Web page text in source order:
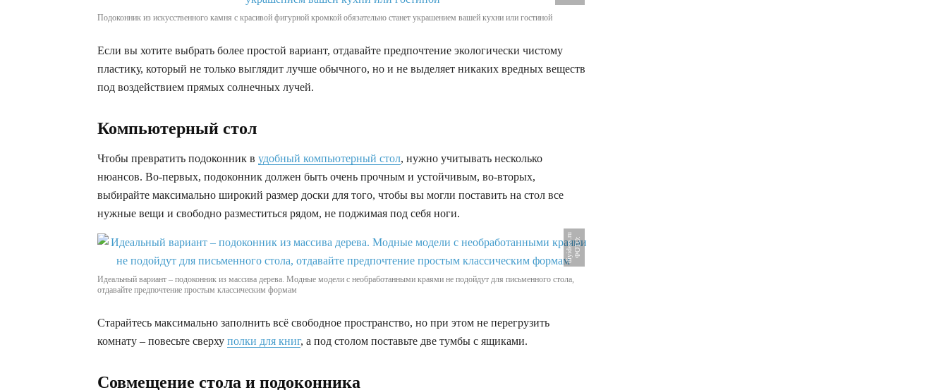
Подоконник из искусственного камня с красивой фигурной кромкой обязательно станет украшением вашей кухни или гостиной
Если вы хотите выбрать более простой вариант, отдавайте предпочтение экологически чистому
пластику, который не только выглядит лучше обычного, но и не выделяет никаких вредных веществ
под воздействием прямых солнечных лучей.
Компьютерный стол
Чтобы превратить подоконник в удобный компьютерный стол, нужно учитывать несколько
нюансов. Во-первых, подоконник должен быть очень прочным и устойчивым, во-вторых,
выбирайте максимально широкий размер доски для того, чтобы вы могли поставить на стол все
нужные вещи и свободно разместиться рядом, не поджимая под себя ноги.
Ф
О
Т
О
:
d
i
y
i
d
e
a
s
.
r
u
Идеальный вариант – подоконник из массива дерева. Модные модели с необработанными краями не подойдут для письменного стола,
отдавайте предпочтение простым классическим формам
Старайтесь максимально заполнить всё свободное пространство, но при этом не перегрузить
комнату – повесьте сверху полки для книг, а под столом поставьте две тумбы с ящиками.
Совмещение стола и подоконника